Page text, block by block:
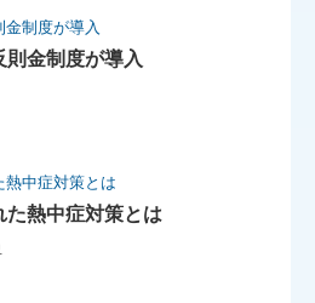
則金制度が導入
熱中症対策とは